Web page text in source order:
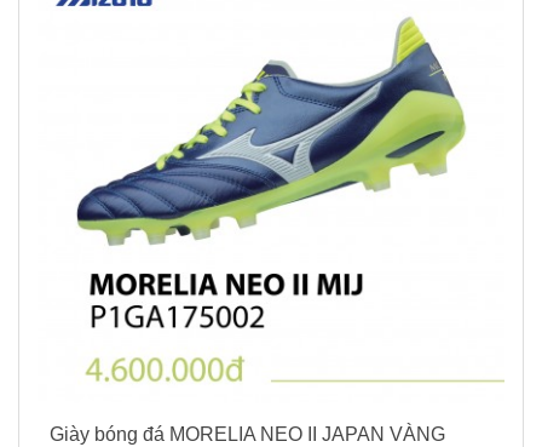
Giày bóng đá MORELIA NEO II JAPAN VÀNG